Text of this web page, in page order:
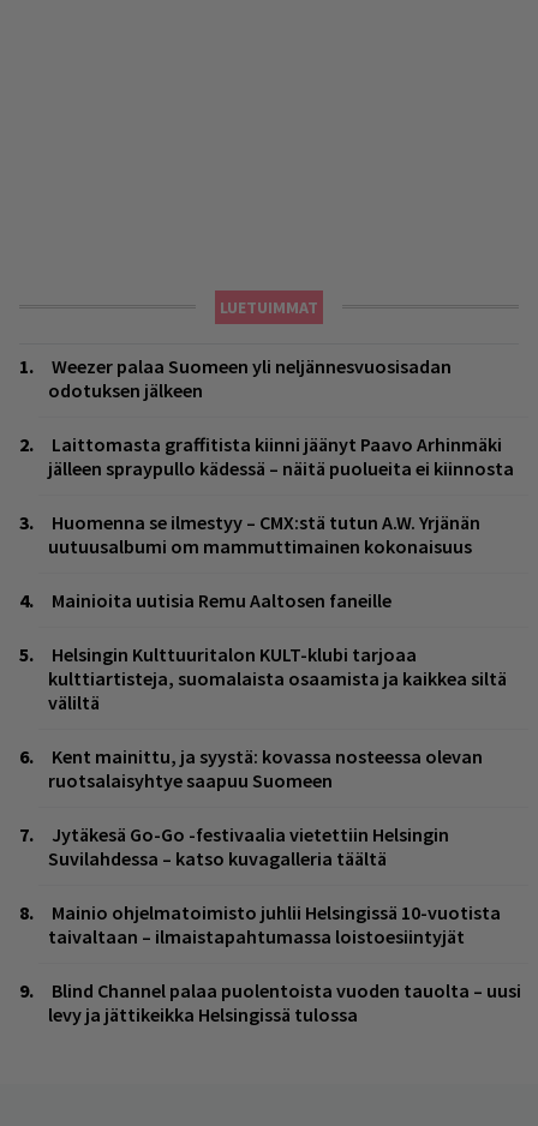
LUETUIMMAT
Weezer palaa Suomeen yli neljännesvuosisadan
odotuksen jälkeen
Laittomasta graffitista kiinni jäänyt Paavo Arhinmäki
jälleen spraypullo kädessä – näitä puolueita ei kiinnosta
Huomenna se ilmestyy – CMX:stä tutun A.W. Yrjänän
uutuusalbumi om mammuttimainen kokonaisuus
Mainioita uutisia Remu Aaltosen faneille
Helsingin Kulttuuritalon KULT-klubi tarjoaa
kulttiartisteja, suomalaista osaamista ja kaikkea siltä
väliltä
Kent mainittu, ja syystä: kovassa nosteessa olevan
ruotsalaisyhtye saapuu Suomeen
Jytäkesä Go-Go -festivaalia vietettiin Helsingin
Suvilahdessa – katso kuvagalleria täältä
Mainio ohjelmatoimisto juhlii Helsingissä 10-vuotista
taivaltaan – ilmaistapahtumassa loistoesiintyjät
Blind Channel palaa puolentoista vuoden tauolta – uusi
levy ja jättikeikka Helsingissä tulossa